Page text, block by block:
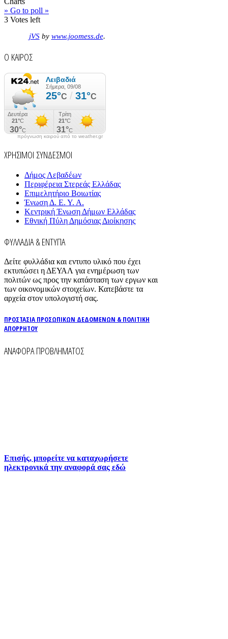
» Go to poll »
3 Votes left
jVSby www.joomess.de.
Ο ΚΑΙΡΟΣ
πρόγνωση καιρού από το weather.gr
ΧΡΗΣΙΜΟΙ ΣΥΝΔΕΣΜΟΙ
Δήμος Λεβαδέων
Περιφέρεια Στερεάς Ελλάδας
Επιμελητήριο Βοιωτίας
Ένωση Δ. Ε. Υ. Α.
Κεντρική Ένωση Δήμων Ελλάδας
Εθνική Πύλη Δημόσιας Διοίκησης
ΦΥΛΛΑΔΙΑ & ΕΝΤΥΠΑ
Δείτε φυλλάδια και εντυπο υλικό που έχει
εκτυπώσει η ΔΕΥΑΛ για ενημέρωση των
πολιτών ως προς την κατάσταση των εργων και
των οικονομικών στοιχείων. Κατεβάστε τα
αρχεία στον υπολογιστή σας.
ΠΡΟΣΤΑΣΙΑ ΠΡΟΣΩΠΙΚΩΝ ΔΕΔΟΜΕΝΩΝ & ΠΟΛΙΤΙΚΗ
ΑΠΟΡΡΗΤΟΥ
ΑΝΑΦΟΡΑ ΠΡΟΒΛΗΜΑΤΟΣ
Επισής, μπορείτε να καταχωρήσετε
ηλεκτρονικά την αναφορά σας εδώ